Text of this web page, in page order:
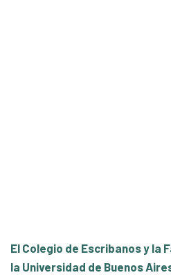
El Colegio de Escribanos y la
la Universidad de Buenos